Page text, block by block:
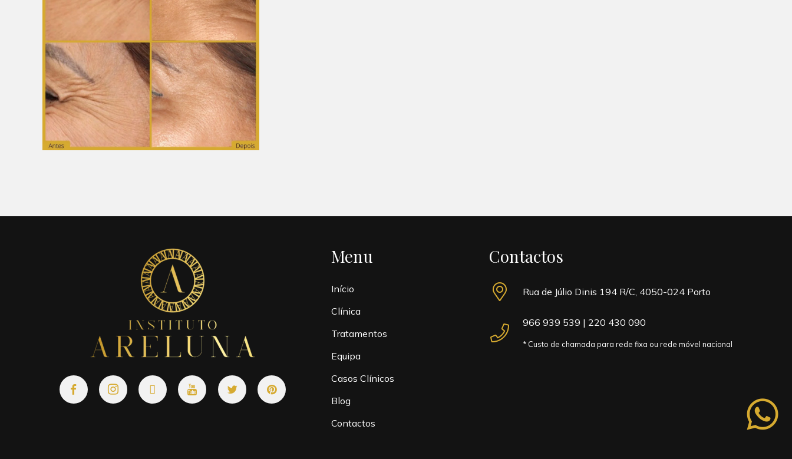
Menu
Início
Clínica
Tratamentos
Equipa
Casos Clínicos
Blog
Contactos
Contactos
Rua de Júlio Dinis 194 R/C, 4050-024 Porto
966 939 539 | 220 430 090
* Custo de chamada para rede fixa ou rede móvel nacional
whatsapp